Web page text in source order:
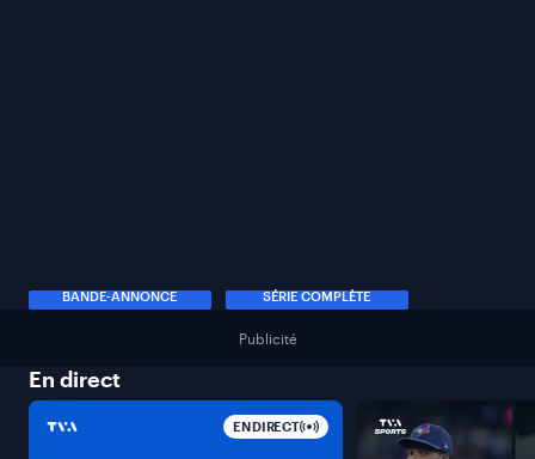
BANDE-ANNONCE SÉRIE COMPLÈTE
Publicité
En direct
EN DIRECT